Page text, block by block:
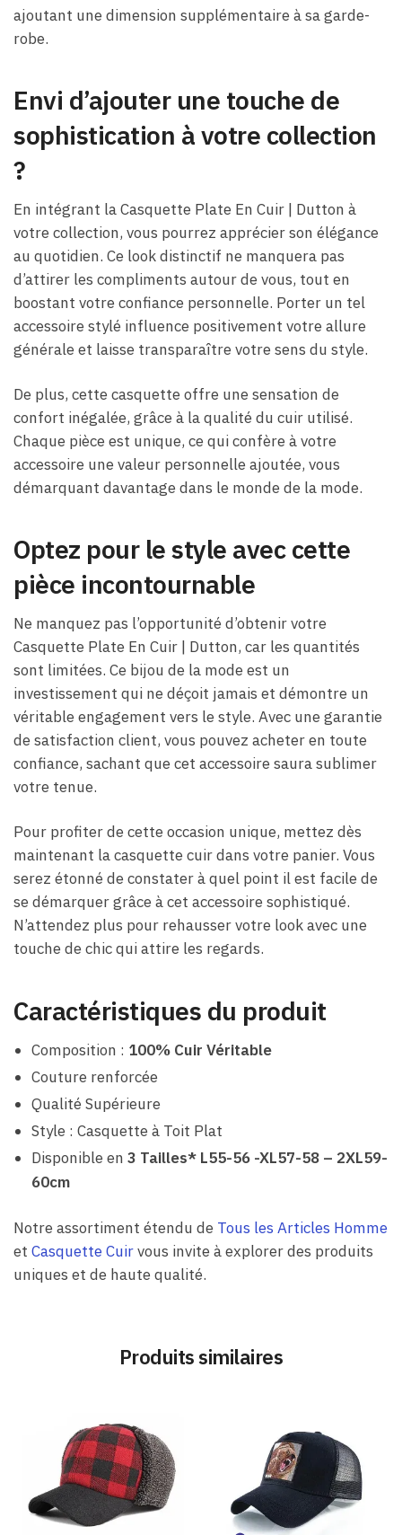
ajoutant une dimension supplémentaire à sa garde-
robe.
Envi d’ajouter une touche de
sophistication à votre collection
?
En intégrant la Casquette Plate En Cuir​ | Dutton à
votre collection, vous pourrez apprécier son élégance
au quotidien. Ce look distinctif ne manquera pas
d’attirer les compliments autour de vous, tout en
boostant votre confiance personnelle. Porter un tel
accessoire stylé influence positivement votre allure
générale et laisse transparaître votre sens du style.
De plus, cette casquette offre une sensation de
confort inégalée, grâce à la qualité du cuir utilisé.
Chaque pièce est unique, ce qui confère à votre
accessoire une valeur personnelle ajoutée, vous
démarquant davantage dans le monde de la mode.
Optez pour le style avec cette
pièce incontournable
Ne manquez pas l’opportunité d’obtenir votre
Casquette Plate En Cuir​ | Dutton, car les quantités
sont limitées. Ce bijou de la mode est un
investissement qui ne déçoit jamais et démontre un
véritable engagement vers le style. Avec une garantie
de satisfaction client, vous pouvez acheter en toute
confiance, sachant que cet accessoire saura sublimer
votre tenue.
Pour profiter de cette occasion unique, mettez dès
maintenant la casquette cuir dans votre panier. Vous
serez étonné de constater à quel point il est facile de
se démarquer grâce à cet accessoire sophistiqué.
N’attendez plus pour rehausser votre look avec une
touche de chic qui attire les regards.
Caractéristiques du produit
Composition : 100% Cuir Véritable
Couture renforcée
Qualité Supérieure
Style : Casquette à Toit Plat
Disponible en 3 Tailles* L55-56 -XL57-58 – 2XL59-
60cm
Notre assortiment étendu de Tous les Articles Homme
et Casquette Cuirvous invite à explorer des produits
uniques et de haute qualité.
Produits similaires